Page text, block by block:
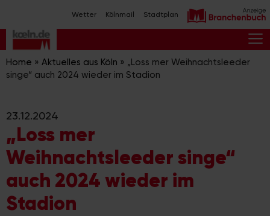
Inhalt
springen
Wetter Kölnmail Stadtplan
Home » Aktuelles aus Köln » „Loss mer Weihnachtsleeder
singe“ auch 2024 wieder im Stadion
23.12.2024
„Loss mer
Weihnachtsleeder singe“
auch 2024 wieder im
Stadion